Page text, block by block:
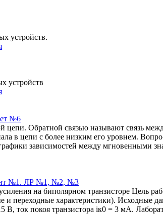
устройств.
устройств
№6
Обратной связью называют связь
в цепи с более низким его уровнем.
зависимостей между мгновенными
№1. ЛР №1, №2, №3
на биполярном транзисторе Цель
и переходные характеристики). Исходные
ток покоя транзистора iк0 = 3 мА.